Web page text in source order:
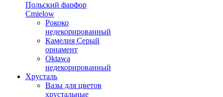
Польский фарфор
Сmielow
Рококо
недекорированный
Камелия Серый
орнамент
Oktawa
недекорированный
Хрусталь
Вазы для цветов
хрустальные